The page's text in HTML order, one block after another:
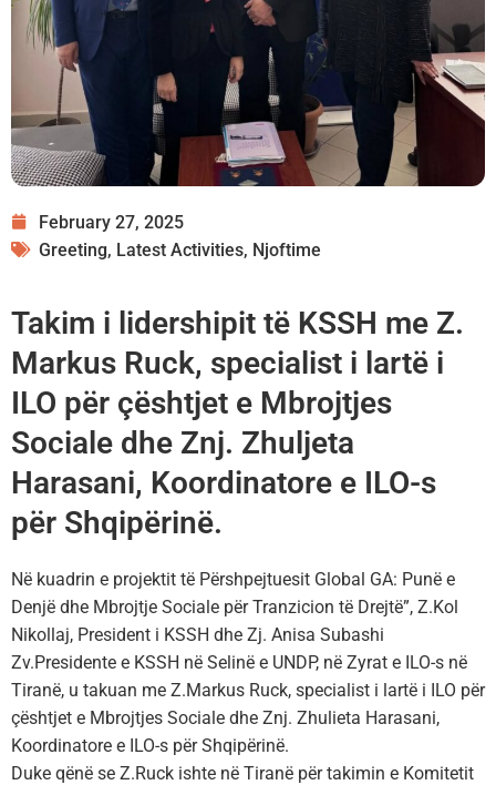
February 27, 2025
Greeting, Latest Activities, Njoftime
Takim i lidershipit të KSSH me Z.
Markus Ruck, specialist i lartë i
ILO për çështjet e Mbrojtjes
Sociale dhe Znj. Zhuljeta
Harasani, Koordinatore e ILO-s
për Shqipërinë.
Në kuadrin e projektit të Përshpejtuesit Global GA: Punë e
Denjë dhe Mbrojtje Sociale për Tranzicion të Drejtë”, Z.Kol
Nikollaj, President i KSSH dhe Zj. Anisa Subashi
Zv.Presidente e KSSH në Selinë e UNDP, në Zyrat e ILO-s në
Tiranë, u takuan me Z.Markus Ruck, specialist i lartë i ILO për
çështjet e Mbrojtjes Sociale dhe Znj. Zhulieta Harasani,
Koordinatore e ILO-s për Shqipërinë.
Duke qënë se Z.Ruck ishte në Tiranë për takimin e Komitetit